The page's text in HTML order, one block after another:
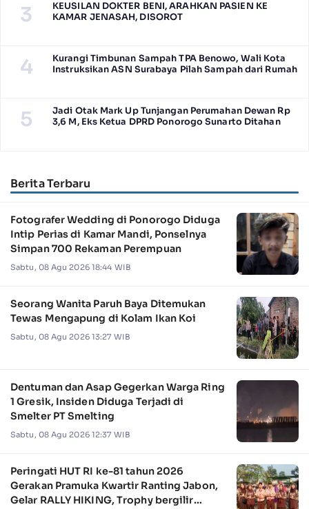
3
KEUSILAN DOKTER BENI, ARAHKAN PASIEN KE
KAMAR JENASAH, DISOROT
4
Kurangi Timbunan Sampah TPA Benowo, Wali Kota
Instruksikan ASN Surabaya Pilah Sampah dari Rumah
5
Jadi Otak Mark Up Tunjangan Perumahan Dewan Rp
3,6 M, Eks Ketua DPRD Ponorogo Sunarto Ditahan
Berita Terbaru
Fotografer Wedding di Ponorogo Diduga
Intip Perias di Kamar Mandi, Ponselnya
Simpan 700 Rekaman Perempuan
Sabtu, 08 Agu 2026 18:44 WIB
Seorang Wanita Paruh Baya Ditemukan
Tewas Mengapung di Kolam Ikan Koi
Sabtu, 08 Agu 2026 13:27 WIB
Dentuman dan Asap Gegerkan Warga Ring
1 Gresik, Insiden Diduga Terjadi di
Smelter PT Smelting
Sabtu, 08 Agu 2026 12:37 WIB
Peringati HUT RI ke-81 tahun 2026
Gerakan Pramuka Kwartir Ranting Jabon,
Gelar RALLY HIKING, Trophy bergilir